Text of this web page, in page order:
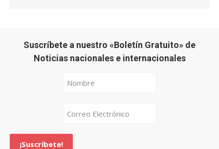
Suscríbete a nuestro «Boletín Gratuito» de
Noticias nacionales e internacionales